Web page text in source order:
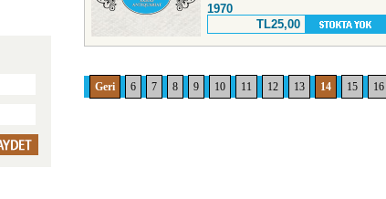
1970
TL25,00
Geri 6 7 8 9 10 11 12 13 14 15 16